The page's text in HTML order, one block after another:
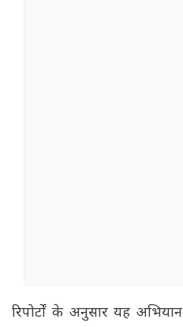
रिपोर्टों के अनुसार यह